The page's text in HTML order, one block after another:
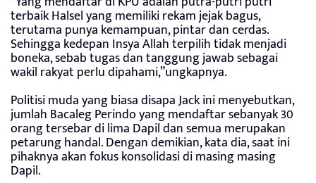
terbaik Halsel yang memiliki rekam jejak bagus,
terutama punya kemampuan, pintar dan cerdas.
Sehingga kedepan Insya Allah terpilih tidak menjadi
boneka, sebab tugas dan tanggung jawab sebagai
wakil rakyat perlu dipahami,”ungkapnya.
Politisi muda yang biasa disapa Jack ini menyebutkan,
jumlah Bacaleg Perindo yang mendaftar sebanyak 30
orang tersebar di lima Dapil dan semua merupakan
petarung handal. Dengan demikian, kata dia, saat ini
pihaknya akan fokus konsolidasi di masing masing
Dapil.